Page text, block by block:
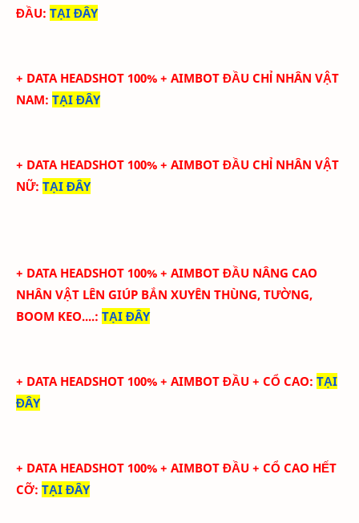
ĐẦU: TẠI ĐÂY
+ DATA HEADSHOT 100% + AIMBOT ĐẦU CHỈ NHÂN VẬT
NAM: TẠI ĐÂY
+ DATA HEADSHOT 100% + AIMBOT ĐẦU CHỈ NHÂN VẬT
NỮ: TẠI ĐÂY
+ DATA HEADSHOT 100% + AIMBOT ĐẦU NÂNG CAO
NHÂN VẬT LÊN GIÚP BẮN XUYÊN THÙNG, TƯỜNG,
BOOM KEO....: TẠI ĐÂY
+ DATA HEADSHOT 100% + AIMBOT ĐẦU + CỔ CAO: TẠI
ĐÂY
+ DATA HEADSHOT 100% + AIMBOT ĐẦU + CỔ CAO HẾT
CỠ: TẠI ĐÂY